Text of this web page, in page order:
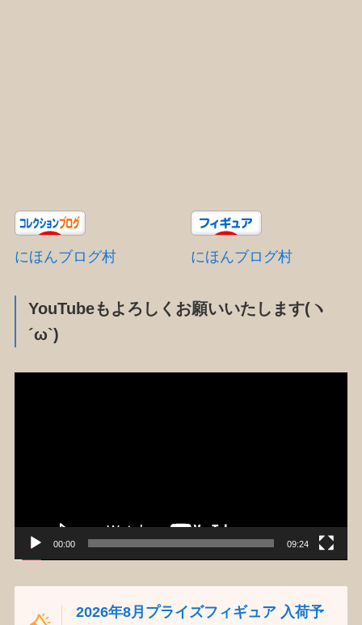
にほんブログ村 にほんブログ村
YouTubeもよろしくお願いいたします(ヽ
´ω`)
00:00 09:24
2026年8月プライズフィギュア 入荷予